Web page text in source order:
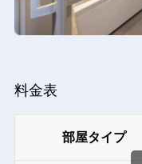
料金表
部屋タイプ